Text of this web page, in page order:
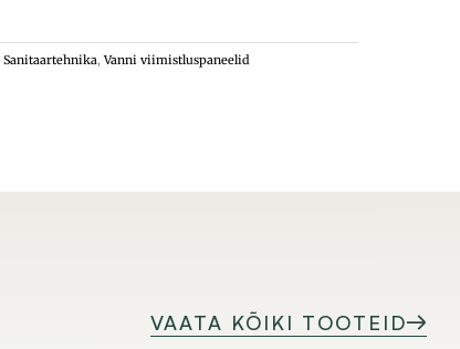
Sanitaartehnika,Vanni viimistluspaneelid
VAATA KÕIKI TOOTEID